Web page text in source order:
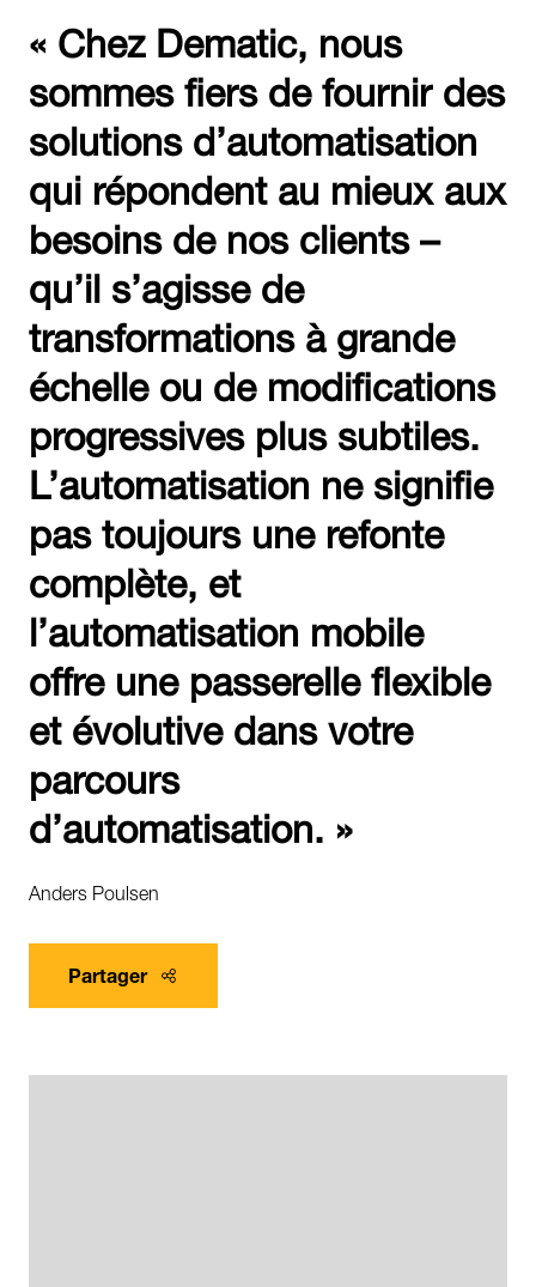
« Chez Dematic, nous
sommes fiers de fournir des
solutions d’automatisation
qui répondent au mieux aux
besoins de nos clients –
qu’il s’agisse de
transformations à grande
échelle ou de modifications
progressives plus subtiles.
L’automatisation ne signifie
pas toujours une refonte
complète, et
l’automatisation mobile
offre une passerelle flexible
et évolutive dans votre
parcours
d’automatisation. »
Anders Poulsen
Partager